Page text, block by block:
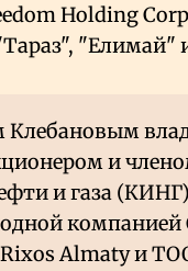
Holding
Клебановым
и
и газа
компанией
Almaty и